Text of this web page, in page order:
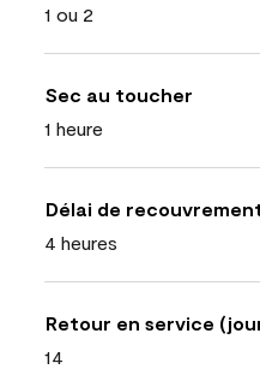
1 ou 2
Sec au toucher
1 heure
Délai de
4 heures
Retour en service
14